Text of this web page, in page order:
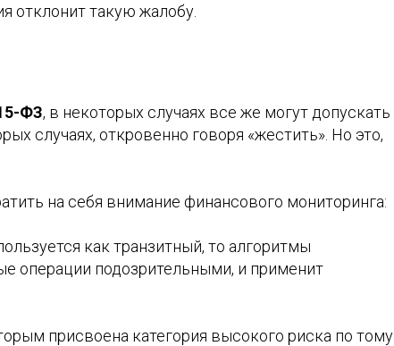
отклонит такую жалобу.
ФЗ, в некоторых случаях все же могут допускать
случаях, откровенно говоря «жестить». Но это,
на себя внимание финансового мониторинга:
как транзитный, то алгоритмы
операции подозрительными, и применит
присвоена категория высокого риска по тому